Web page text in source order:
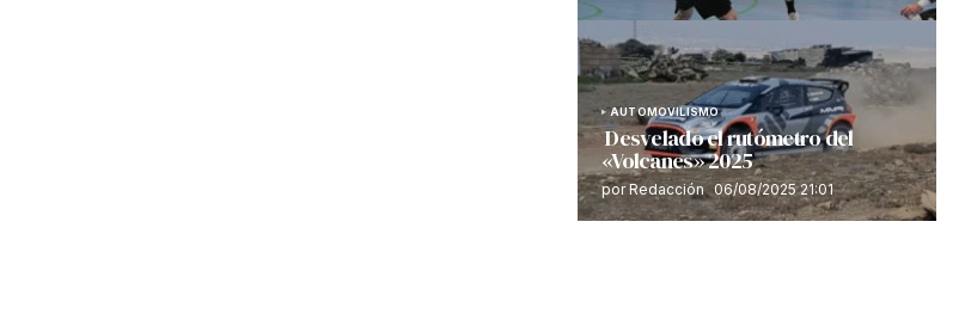
AUTOMOVILISMO
Desvelado el rutómetro del
«Volcanes» 2025
por Redacción 06/08/2025 21:01